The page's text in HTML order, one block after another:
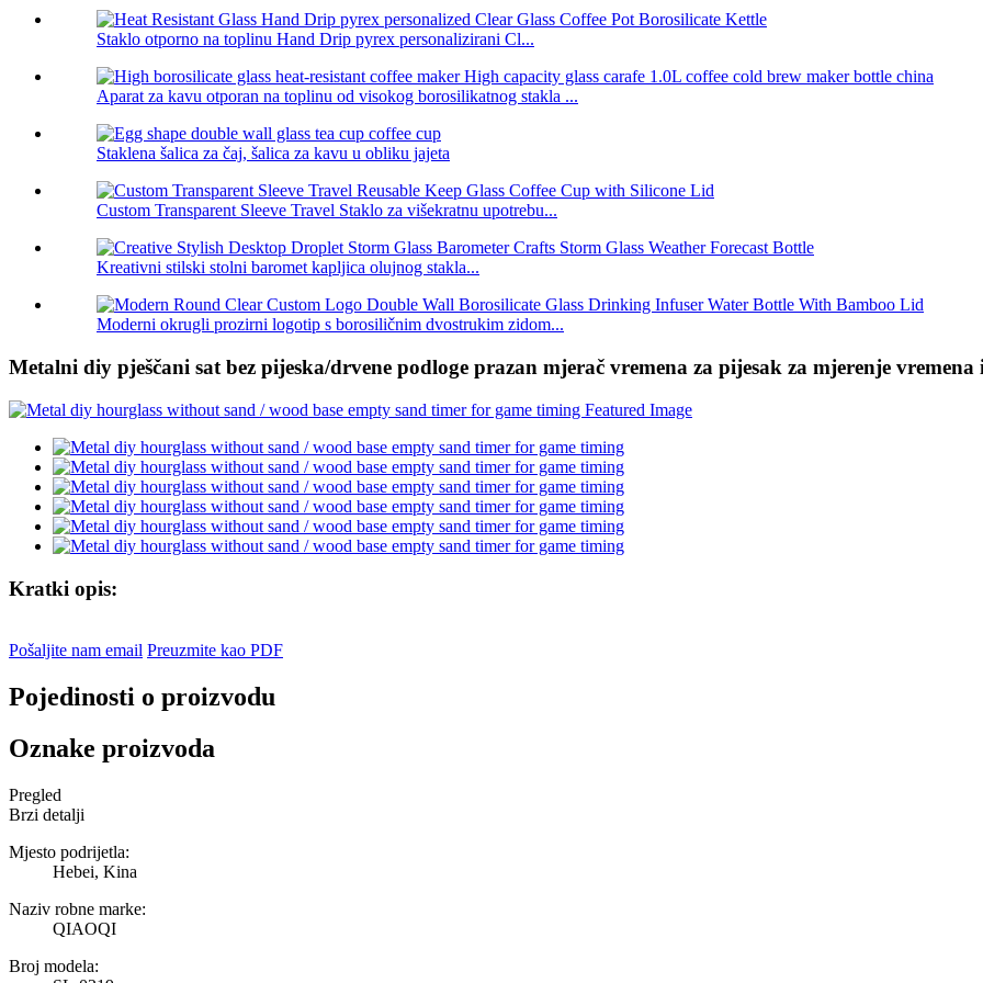
Staklo otporno na toplinu Hand Drip pyrex personalizirani Cl...
Aparat za kavu otporan na toplinu od visokog borosilikatnog stakla ...
Staklena šalica za čaj, šalica za kavu u obliku jajeta
Custom Transparent Sleeve Travel Staklo za višekratnu upotrebu...
Kreativni stilski stolni baromet kapljica olujnog stakla...
Moderni okrugli prozirni logotip s borosiličnim dvostrukim zidom...
Metalni diy pješčani sat bez pijeska/drvene podloge prazan mjerač vremena za pijesak za mjerenje vremena
Kratki opis:
Pošaljite nam email Preuzmite kao PDF
Pojedinosti o proizvodu
Oznake proizvoda
Pregled
Brzi detalji
Mjesto podrijetla:
Hebei, Kina
Naziv robne marke:
QIAOQI
Broj modela: